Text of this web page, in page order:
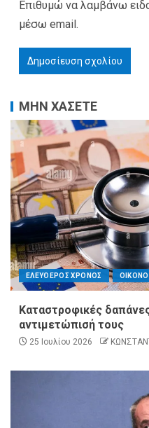
Επιθυμώ να λαμβάνω
μέσω email.
ΜΗΝ ΧΑΣΕΤΕ
ΕΛΕΥΘΕΡΟΣ ΧΡΟΝΟΣ
Καταστροφικές
αντιμετώπισή τους
25 Ιουλίου 2026